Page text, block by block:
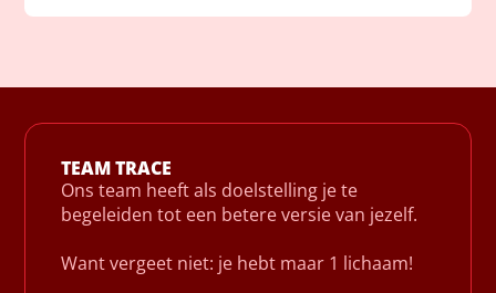
TEAM TRACE
Ons team heeft als doelstelling je te
begeleiden tot een betere versie van jezelf.
Want vergeet niet: je hebt maar 1 lichaam!